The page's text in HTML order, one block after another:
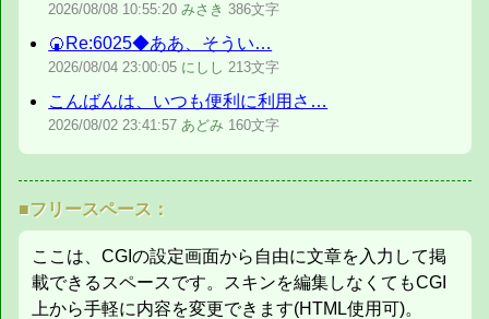
2026/08/08 10:55:20 みさき 386文字
🍘Re:6025◆ああ、そうい…
2026/08/04 23:00:05 にしし 213文字
こんばんは、いつも便利に利用さ…
2026/08/02 23:41:57 あどみ 160文字
■フリースペース：
ここは、CGIの設定画面から自由に文章を入力して掲
載できるスペースです。スキンを編集しなくてもCGI
上から手軽に内容を変更できます(HTML使用可)。